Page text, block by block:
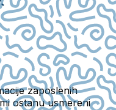
zaposlenih
ostanu usmereni